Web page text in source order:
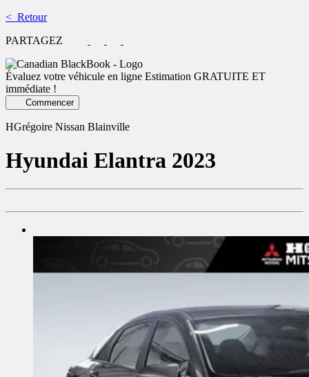
< Retour
PARTAGEZ
Évaluez votre véhicule en ligne Estimation GRATUITE ET
immédiate !
Commencer
HGrégoire Nissan Blainville
Hyundai Elantra 2023